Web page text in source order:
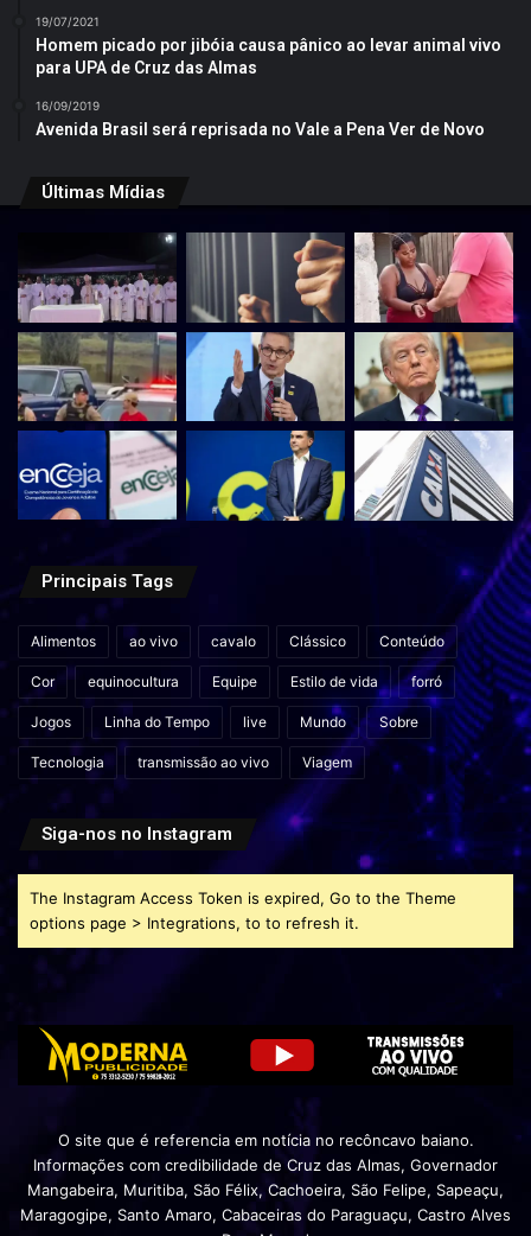
19/07/2021
Homem picado por jibóia causa pânico ao levar animal vivo
para UPA de Cruz das Almas
16/09/2019
Avenida Brasil será reprisada no Vale a Pena Ver de Novo
Últimas Mídias
Principais Tags
Alimentos ao vivo cavalo Clássico Conteúdo
Cor equinocultura Equipe Estilo de vida forró
Jogos Linha do Tempo live Mundo Sobre
Tecnologia transmissão ao vivo Viagem
Siga-nos no Instagram
The Instagram Access Token is expired, Go to the Theme
options page > Integrations, to to refresh it.
O site que é referencia em notícia no recôncavo baiano.
Informações com credibilidade de Cruz das Almas, Governador
Mangabeira, Muritiba, São Félix, Cachoeira, São Felipe, Sapeaçu,
Maragogipe, Santo Amaro, Cabaceiras do Paraguaçu, Castro Alves